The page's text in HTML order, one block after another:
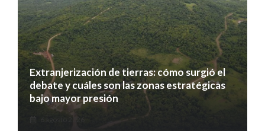
Extranjerización de tierras: cómo surgió el
debate y cuáles son las zonas estratégicas
bajo mayor presión